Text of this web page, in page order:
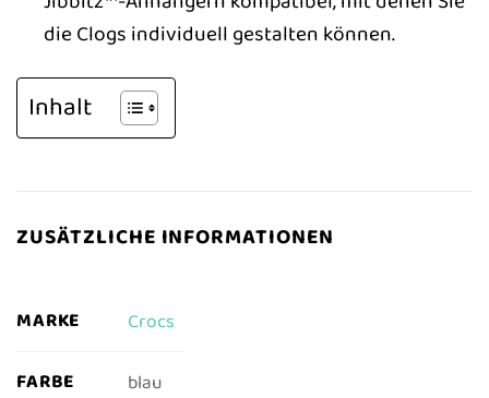
die Clogs individuell gestalten können.
Inhalt
ZUSÄTZLICHE INFORMATIONEN
MARKE Crocs
FARBE blau